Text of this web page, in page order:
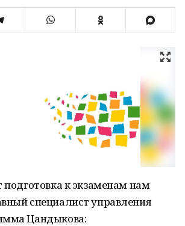
подготовка к экзаменам нам
специалист управления
Цандыкова: